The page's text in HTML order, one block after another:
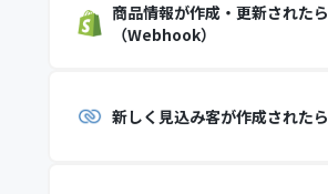
商品情報が作成・更新されたら
（Webhook）
新しく見込み客が作成されたら